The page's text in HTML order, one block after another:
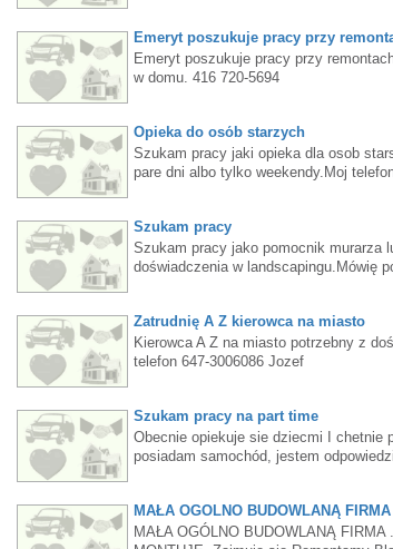
Emeryt poszukuje pracy przy
Emeryt poszukuje pracy przy
w domu. 416 720-5694
Opieka do osób starzych
Szukam pracy jaki opieka dla osob
pare dni albo tylko weekendy.Moj
Szukam pracy
Szukam pracy jako pomocnik murarza
doświadczenia w landscapingu.Mówię
Zatrudnię A Z kierowca na miasto
Kierowca A Z na miasto potrzebny z
telefon 647-3006086 Jozef
Szukam pracy na part time
Obecnie opiekuje sie dziecmi I chetnie
posiadam samochód, jestem
MAŁA OGÓLNO BUDOWLANĄ
MAŁA OGÓLNO BUDOWLANĄ